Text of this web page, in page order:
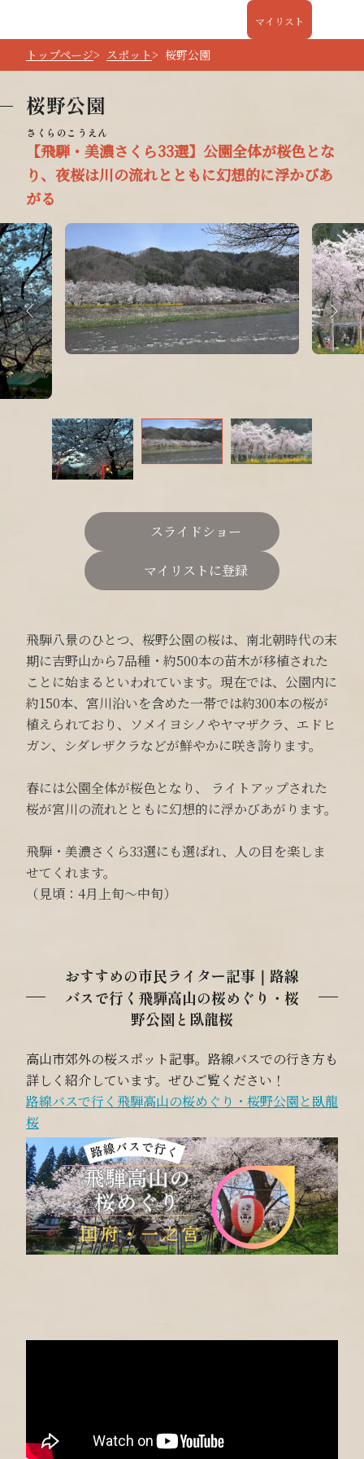
マイリスト
トップページ スポット 桜野公園
桜野公園
【飛騨・美濃さくら33選】公園全体が桜色とな
り、夜桜は川の流れとともに幻想的に浮かびあ
がる
飛騨八景のひとつ、桜野公園の桜は、南北朝時代の末
期に吉野山から7品種・約500本の苗木が移植された
ことに始まるといわれています。現在では、公園内に
約150本、宮川沿いを含めた一帯では約300本の桜が
植えられており、ソメイヨシノやヤマザクラ、エドヒ
ガン、シダレザクラなどが鮮やかに咲き誇ります。
春には公園全体が桜色となり、 ライトアップされた
桜が宮川の流れとともに幻想的に浮かびあがります。
飛騨・美濃さくら33選にも選ばれ、人の目を楽しま
せてくれます。
（見頃：4月上旬～中旬）
スライドショー
マイリストに登録
おすすめの市民ライター記事｜路線
バスで行く飛騨高山の桜めぐり・桜
野公園と臥龍桜
高山市郊外の桜スポット記事。路線バスでの行き方も
詳しく紹介しています。ぜひご覧ください！
路線バスで行く飛騨高山の桜めぐり・桜野公園と臥龍
桜